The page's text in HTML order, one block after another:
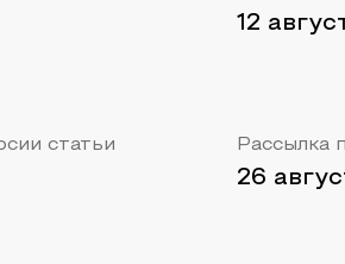
12
статьи Рассылка
26